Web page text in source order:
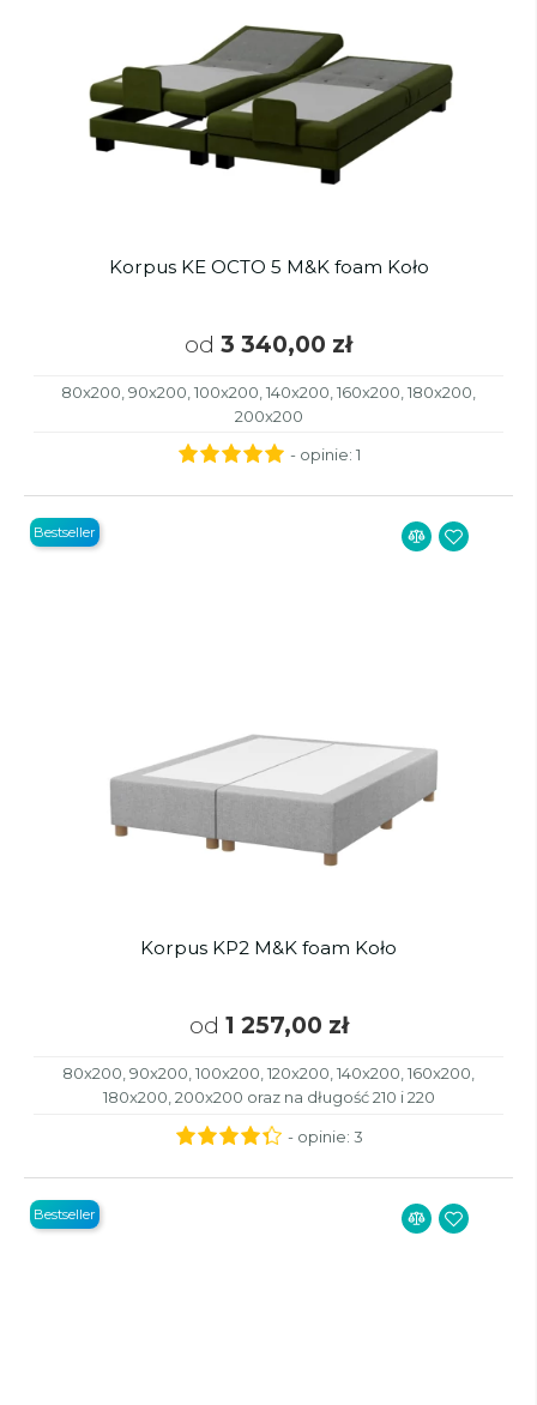
Korpus KE OCTO 5 M&K foam Koło
od 3 340,00 zł
80x200, 90x200, 100x200, 140x200, 160x200, 180x200,
200x200
- opinie: 1
Korpus KP2 M&K foam Koło
od 1 257,00 zł
80x200, 90x200, 100x200, 120x200, 140x200, 160x200,
180x200, 200x200 oraz na długość 210 i 220
Bestseller
- opinie: 3
Bestseller